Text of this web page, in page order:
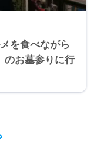
を食べながら
のお墓参りに行